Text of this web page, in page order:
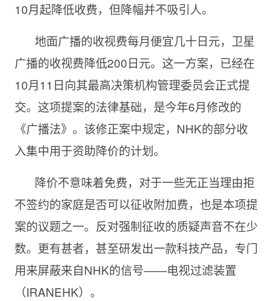
10月起降低收费，但降幅并不吸引人。
地面广播的收视费每月便宜几十日元，卫星
广播的收视费降低200日元。这一方案，已经在
10月11日向其最高决策机构管理委员会正式提
交。这项提案的法律基础，是今年6月修改的
《广播法》。该修正案中规定，NHK的部分收
入集中用于资助降价的计划。
降价不意味着免费，对于一些无正当理由拒
不签约的家庭是否可以征收附加费，也是本项提
案的议题之一。反对强制征收的质疑声音不在少
数。更有甚者，甚至研发出一款科技产品，专门
用来屏蔽来自NHK的信号——电视过滤装置
（IRANEHK）。